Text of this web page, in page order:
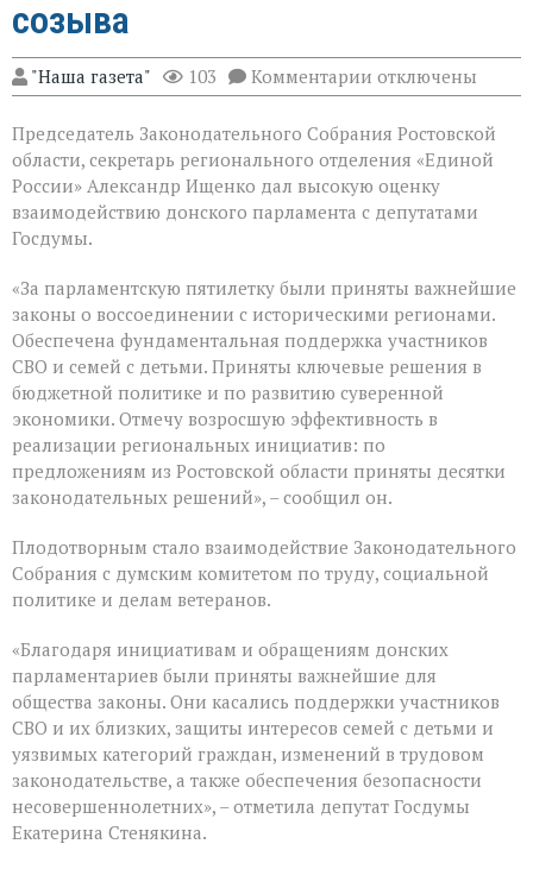
созыва
"Наша газета" 103 Комментарии к
записи
Государственной
Думе
состоялось
заключительное
сессии,
ставшее
последним
для
VIII
созыва
отключены
Председатель Законодательного Собрания Ростовской
области, секретарь регионального отделения «Единой
России» Александр Ищенко дал высокую оценку
взаимодействию донского парламента с депутатами
Госдумы.
«За парламентскую пятилетку были приняты важнейшие
законы о воссоединении с историческими регионами.
Обеспечена фундаментальная поддержка участников
СВО и семей с детьми. Приняты ключевые решения в
бюджетной политике и по развитию суверенной
экономики. Отмечу возросшую эффективность в
реализации региональных инициатив: по
предложениям из Ростовской области приняты десятки
законодательных решений», – сообщил он.
Плодотворным стало взаимодействие Законодательного
Собрания с думским комитетом по труду, социальной
политике и делам ветеранов.
«Благодаря инициативам и обращениям донских
парламентариев были приняты важнейшие для
общества законы. Они касались поддержки участников
СВО и их близких, защиты интересов семей с детьми и
уязвимых категорий граждан, изменений в трудовом
законодательстве, а также обеспечения безопасности
несовершеннолетних», – отметила депутат Госдумы
Екатерина Стенякина.